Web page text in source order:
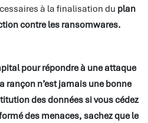
à la finalisation du plan
contre les ransomwares.
pour répondre à une attaque
rançon n’est jamais une bonne
des données si vous cédez
des menaces, sachez que le